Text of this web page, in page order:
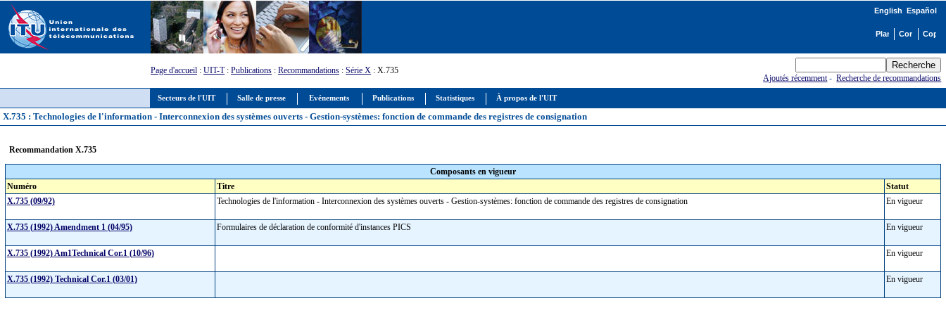
Secteurs de l'UIT Salle de presse Evénements Publications Statistiques À propos de l'UIT
English Español
Page d'accueil : UIT-T: Publications : Recommandations : Série X : X.735
Ajoutés récemment-Recherche de recommandations
X.735 : Technologies de l'information - Interconnexion des systèmes ouverts - Gestion-systèmes: fonction de commande des registres de consignation
Recommandation X.735
Composants en vigueur
Numéro
Titre
Statut
X.735 (09/92)
Technologies de l'information - Interconnexion des systèmes ouverts - Gestion-systèmes: fonction de commande des registres de consignation En vigueur
X.735 (1992) Amendment 1 (04/95) Formulaires de déclaration de conformité d'instances PICS En vigueur
X.735 (1992) Am1Technical Cor.1 (10/96) En vigueur
X.735 (1992) Technical Cor.1 (03/01) En vigueur